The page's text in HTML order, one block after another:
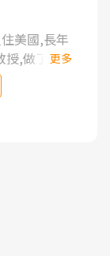
美國,長年
授,做了各種
手治療都
限,只是壓
活品質.
更多